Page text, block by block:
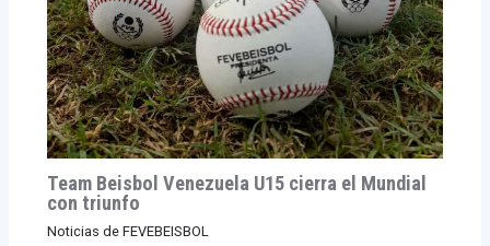
Team Beisbol Venezuela U15 cierra el Mundial
con triunfo
Noticias de FEVEBEISBOL